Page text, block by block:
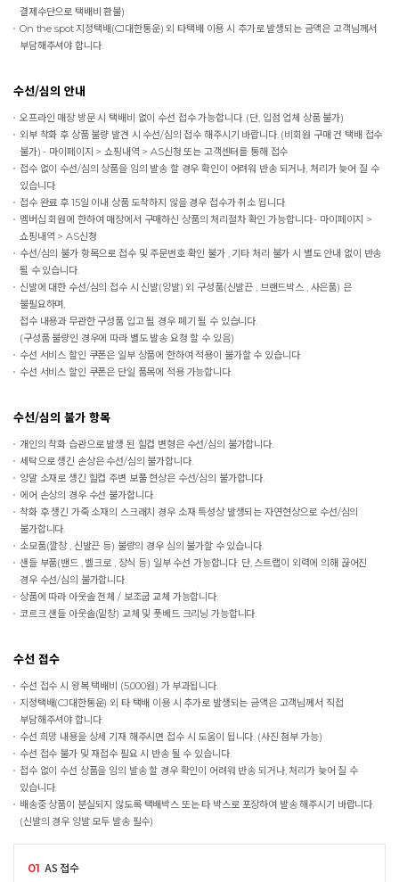
결제수단으로 택배비 환불)
On the spot지정택배(CJ대한통운) 외 타택배 이용 시 추가로 발생되는 금액은 고객님께서
부담해주셔야 합니다.
수선/심의 안내
오프라인 매장 방문 시 택배비 없이 수선 접수 가능합니다. (단, 입점 업체 상품 불가)
외부 착화 후 상품 불량 발견 시 수선/심의 접수 해주시기 바랍니다. (비회원 구매 건 택배 접수
불가) - 마이페이지 > 쇼핑내역 > AS신청 또는 고객센터를 통해 접수
접수 없이 수선/심의 상품을 임의 발송 할 경우 확인이 어려워 반송 되거나, 처리가 늦어 질 수
있습니다.
접수 완료 후 15일 이내 상품 도착하지 않을 경우 접수가 취소 됩니다.
멤버십 회원에 한하여 매장에서 구매하신 상품의 처리절차 확인 가능합니다.- 마이페이지 >
쇼핑내역 > AS신청
수선/심의 불가 항목으로 접수 및 주문번호 확인 불가 , 기타 처리 불가 시 별도 안내 없이 반송
될 수 있습니다.
신발에 대한 수선/심의 접수 시 신발(양발) 외 구성품(신발끈 , 브랜드박스 , 사은품) 은
불필요하며,
접수 내용과 무관한 구성품 입고 될 경우 폐기 될 수 있습니다.
(구성품 불량인 경우에 따라 별도 발송 요청 할 수 있음)
수선 서비스 할인 쿠폰은 일부 상품에 한하여 적용이 불가할 수 있습니다.
수선 서비스 할인 쿠폰은 단일 품목에 적용 가능합니다.
수선/심의 불가 항목
개인의 착화 습관으로 발생 된 힐컵 변형은 수선/심의 불가합니다.
세탁으로 생긴 손상은 수선/심의 불가합니다.
양말 소재로 생긴 힐컵 주변 보풀 현상은 수선/심의 불가합니다.
에어 손상의 경우 수선 불가합니다.
착화 후 생긴 가죽 소재의 스크래치 경우 소재 특성상 발생되는 자연현상으로 수선/심의
불가합니다.
소모품(깔창 , 신발끈 등) 불량의 경우 심의 불가할 수 있습니다.
샌들 부품(밴드 , 벨크로 , 장식 등) 일부 수선 가능합니다. 단, 스트랩이 외력에 의해 끊어진
경우 수선/심의 불가합니다.
상품에 따라 아웃솔 전체 / 보조굽 교체 가능합니다.
코르크 샌들 아웃솔(밑창) 교체 및 풋베드 크리닝 가능합니다.
수선 접수
수선 접수 시 왕복 택배비 (5,000원) 가 부과됩니다.
지정택배(CJ대한통운) 외 타 택배 이용 시 추가로 발생되는 금액은 고객님께서 직접
부담해주셔야 합니다.
수선 희망 내용을 상세 기재 해주시면 접수 시 도움이 됩니다. (사진 첨부 가능)
수선 접수 불가 및 재접수 필요 시 반송 될 수 있습니다.
접수 없이 수선 상품을 임의 발송 할 경우 확인이 어려워 반송 되거나, 처리가 늦어 질 수
있습니다.
배송중 상품이 분실되지 않도록 택배박스 또는 타 박스로 포장하여 발송 해주시기 바랍니다.
(신발의 경우 양발 모두 발송 필수)
01 AS 접수